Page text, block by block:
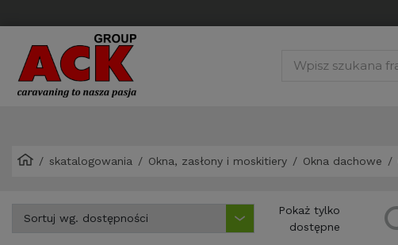
skatalogowania Okna, zasłony i moskitiery Okna dachowe
Pokaż tylko
dostępne